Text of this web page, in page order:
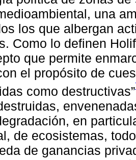
una
los que albergan
Como lo definen
que permite
el propósito de
como destructivas”
en
de ecosistemas,
de ganancias